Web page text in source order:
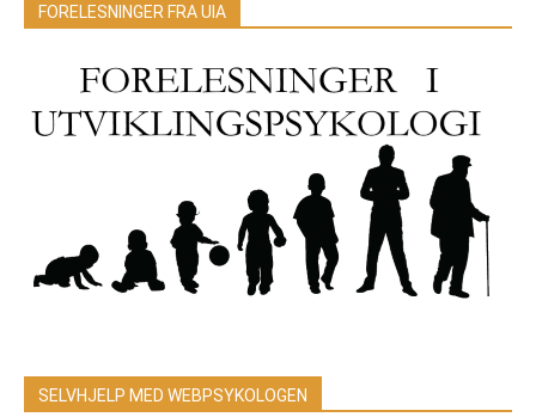
FORELESNINGER FRA UIA
SELVHJELP MED WEBPSYKOLOGEN